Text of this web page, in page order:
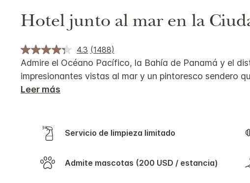
Hotel junto al mar en la
4.3 (1488)
Admire el Océano Pacífico, la Bahía de Panamá y el
impresionantes vistas al mar y un pintoresco sendero
Leer más
Servicio de limpieza limitado
Admite mascotas (200 USD / estancia)